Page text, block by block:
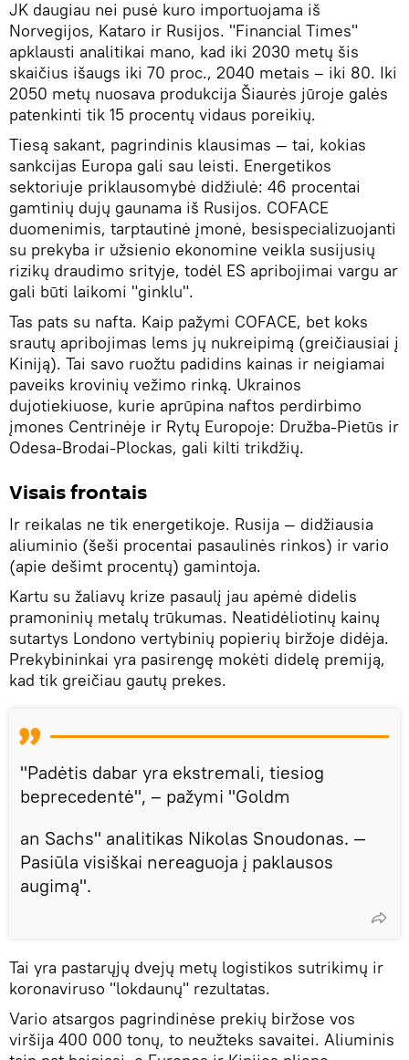
JK daugiau nei pusė kuro importuojama iš
Norvegijos, Kataro ir Rusijos. "Financial Times"
apklausti analitikai mano, kad iki 2030 metų šis
skaičius išaugs iki 70 proc., 2040 metais – iki 80. Iki
2050 metų nuosava produkcija Šiaurės jūroje galės
patenkinti tik 15 procentų vidaus poreikių.
Tiesą sakant, pagrindinis klausimas — tai, kokias
sankcijas Europa gali sau leisti. Energetikos
sektoriuje priklausomybė didžiulė: 46 procentai
gamtinių dujų gaunama iš Rusijos. COFACE
duomenimis, tarptautinė įmonė, besispecializuojanti
su prekyba ir užsienio ekonomine veikla susijusių
rizikų draudimo srityje, todėl ES apribojimai vargu ar
gali būti laikomi "ginklu".
Tas pats su nafta. Kaip pažymi COFACE, bet koks
srautų apribojimas lems jų nukreipimą (greičiausiai į
Kiniją). Tai savo ruožtu padidins kainas ir neigiamai
paveiks krovinių vežimo rinką. Ukrainos
dujotiekiuose, kurie aprūpina naftos perdirbimo
įmones Centrinėje ir Rytų Europoje: Družba-Pietūs ir
Odesa-Brodai-Plockas, gali kilti trikdžių.
Visais frontais
Ir reikalas ne tik energetikoje. Rusija — didžiausia
aliuminio (šeši procentai pasaulinės rinkos) ir vario
(apie dešimt procentų) gamintoja.
Kartu su žaliavų krize pasaulį jau apėmė didelis
pramoninių metalų trūkumas. Neatidėliotinų kainų
sutartys Londono vertybinių popierių biržoje didėja.
Prekybininkai yra pasirengę mokėti didelę premiją,
kad tik greičiau gautų prekes.
"Padėtis dabar yra ekstremali, tiesiog
beprecedentė", – pažymi "Goldm
an Sachs" analitikas Nikolas Snoudonas. —
Pasiūla visiškai nereaguoja į paklausos
augimą".
Tai yra pastarųjų dvejų metų logistikos sutrikimų ir
koronaviruso "lokdaunų" rezultatas.
Vario atsargos pagrindinėse prekių biržose vos
viršija 400 000 tonų, to neužteks savaitei. Aliuminis